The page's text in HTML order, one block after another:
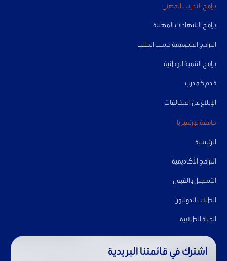
برامج التدريب المهني
برامج الشهادات المهنية
البرامج المصممة حسب الطلب
برامج التنمية الوطنية
قدم كمدرب
الإبلاغ عن المخالفات
جامعة نورثمبريا
الرئيسية
البرامج الأكاديمية
التسجيل والقبول
الطلاب الدوليون
الحياة الطلابية
اشترك في قائمتنا البريدية